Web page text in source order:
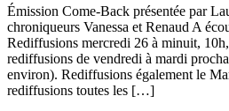
Émission Come-Back présentée par
chroniqueurs Vanessa et Renaud A
Rediffusions mercredi 26 à minuit,
rediffusions de vendredi à mardi
environ). Rediffusions également le
rediffusions toutes les […]